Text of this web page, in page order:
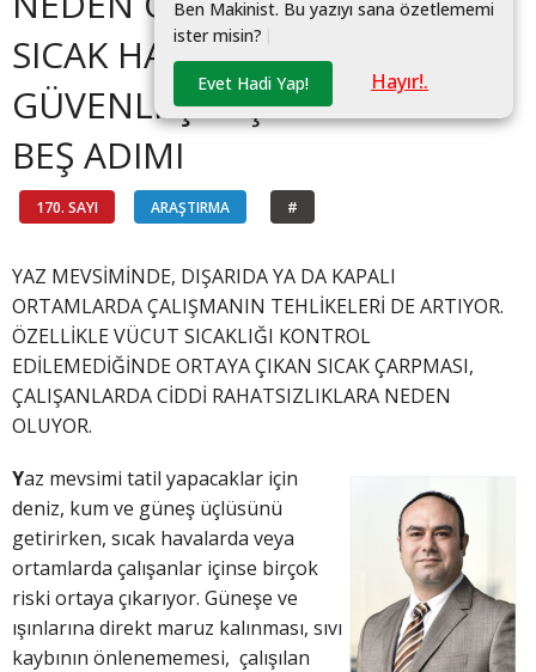
SICAK HAVALARDA
GÜVENLİ ÇALIŞMANIN
BEŞ ADIMI
170. SAYI ARAŞTIRMA #
Ben Makinist. Bu yazıyı sana özetlememi
ister misin? |
Evet Hadi Yap! Hayır!.
YAZ MEVSİMİNDE, DIŞARIDA YA DA KAPALI
ORTAMLARDA ÇALIŞMANIN TEHLİKELERİ DE ARTIYOR.
ÖZELLİKLE VÜCUT SICAKLIĞI KONTROL
EDİLEMEDİĞİNDE ORTAYA ÇIKAN SICAK ÇARPMASI,
ÇALIŞANLARDA CİDDİ RAHATSIZLIKLARA NEDEN
OLUYOR.
Yaz mevsimi tatil yapacaklar için
deniz, kum ve güneş üçlüsünü
getirirken, sıcak havalarda veya
ortamlarda çalışanlar içinse birçok
riski ortaya çıkarıyor. Güneşe ve
ışınlarına direkt maruz kalınması, sıvı
kaybının önlenememesi, çalışılan